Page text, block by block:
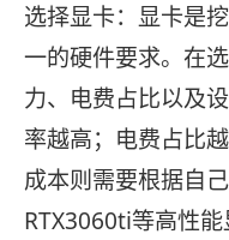
选择显卡：显卡是
一的硬件要求。在
力、电费占比以及
率越高；电费占比
成本则需要根据自
RTX3060ti等高性能